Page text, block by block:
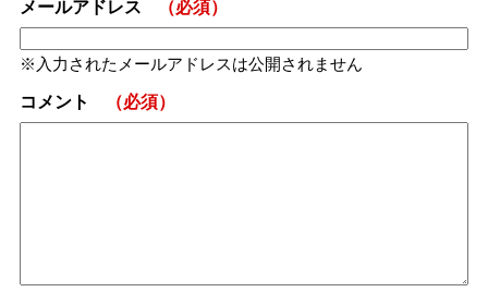
メールアドレス （必須）
入力されたメールアドレスは公開されません
コメント （必須）